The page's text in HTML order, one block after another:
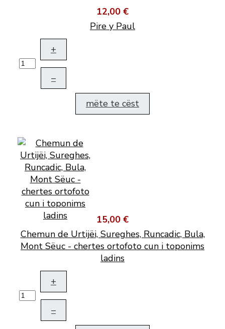
12,00 €
Pire y Paul
+
–
mëte te cëst
15,00 €
Chemun de Urtijëi, Sureghes, Runcadic, Bula,
Mont Sëuc - chertes ortofoto cun i toponims
ladins
+
–